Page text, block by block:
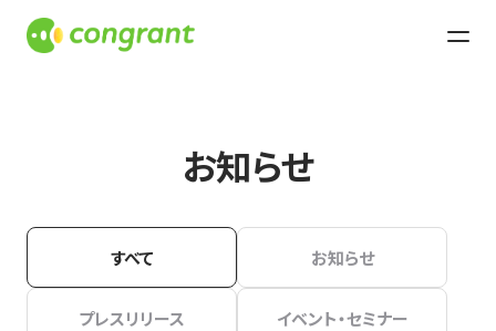
お知らせ
すべて お知らせ
プレスリリース イベント・セミナー